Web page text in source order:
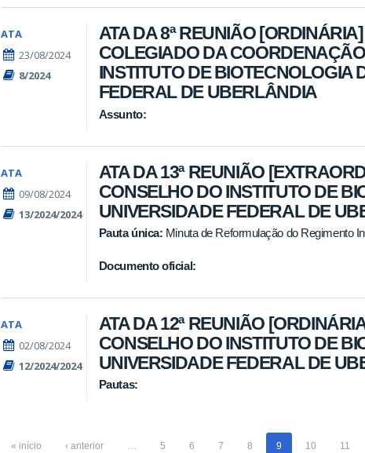
ATA
23/08/2024
8/2024
ATA DA 8ª REUNIÃO
COLEGIADO DA
INSTITUTO DE BIOTECNOLOGIA
FEDERAL DE UBERLÂNDIA
Assunto:
ATA
09/08/2024
13/2024/2024
ATA DA 13ª REUNIÃO
CONSELHO DO INSTITUTO DE
UNIVERSIDADE FEDERAL DE
Pauta única: Minuta de Reformulação do Regimento
Documento oficial:
ATA
02/08/2024
12/2024/2024
ATA DA 12ª REUNIÃO
CONSELHO DO INSTITUTO DE
UNIVERSIDADE FEDERAL DE
Pautas:
« início ‹ anterior … 5 6 7 8 9 10 11